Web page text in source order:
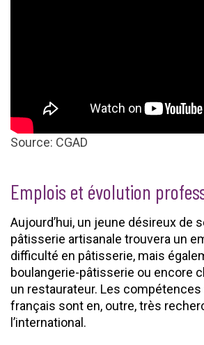
Source: CGAD
Emplois et évolution
Aujourd’hui, un jeune désireux de
pâtisserie artisanale trouvera un
difficulté en pâtisserie, mais
boulangerie-pâtisserie ou encore
un restaurateur. Les
français sont en, outre, très
l’international.